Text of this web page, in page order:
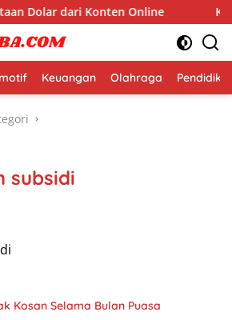
Dolar dari Konten Online
Keuangan Olahraga
subsidi
Kosan Selama Bulan Puasa